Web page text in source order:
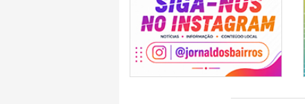
especial.
É tudo muito lindo e de bom
auxiliar, que aprendeu com a Sra.
natalina. Me senti tão feliz e
tão marcantes, quando fui visitá-
decoração natalina tão elogiada
e muitos anos, presenteando sua